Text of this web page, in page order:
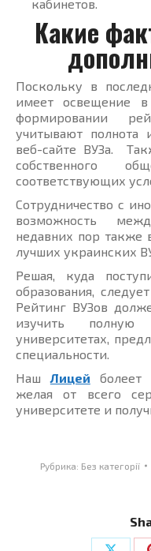
кабинетов.
Какие
Поскольку в
имеет освещение в
формировании
учитывают полнота
веб-сайте ВУЗа.
собственного
соответствующих
Сотрудничество с
возможность
недавних пор
лучших украинских
Решая, куда
образования,
Рейтинг ВУЗов
изучить
университетах,
специальности.
НашЛицей болеет
желая от всего
университете и
Рубрика: Без категорії